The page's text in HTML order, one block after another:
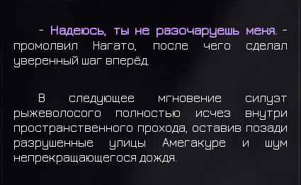
- Надеюсь, ты не разочаруешь меня. -
промолвил Нагато, после чего сделал
уверенный шаг вперёд.
В следующее мгновение силуэт
рыжеволосого полностью исчез внутри
пространственного прохода, оставив позади
разрушенные улицы Амегакуре и шум
непрекращающегося дождя.